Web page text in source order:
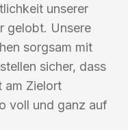
unserer
gelobt. Unsere
sorgsam mit
sicher, dass
am Zielort
voll und ganz auf